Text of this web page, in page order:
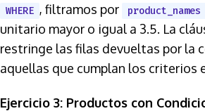
WHERE , filtramos por product_names
unitario mayor o igual a 3.5. La
restringe las filas devueltas por la
aquellas que cumplan los criterios
Ejercicio 3: Productos con